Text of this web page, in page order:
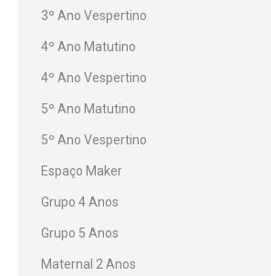
3º Ano Vespertino
4º Ano Matutino
4º Ano Vespertino
5º Ano Matutino
5º Ano Vespertino
Espaço Maker
Grupo 4 Anos
Grupo 5 Anos
Maternal 2 Anos